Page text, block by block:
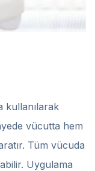
kullanılarak
vücutta hem
Tüm vücuda
Uygulama